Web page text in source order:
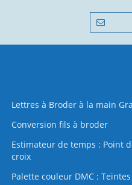
Lettres à Broder à la main
Conversion fils à broder
Estimateur de temps : Point
croix
Palette couleur DMC :